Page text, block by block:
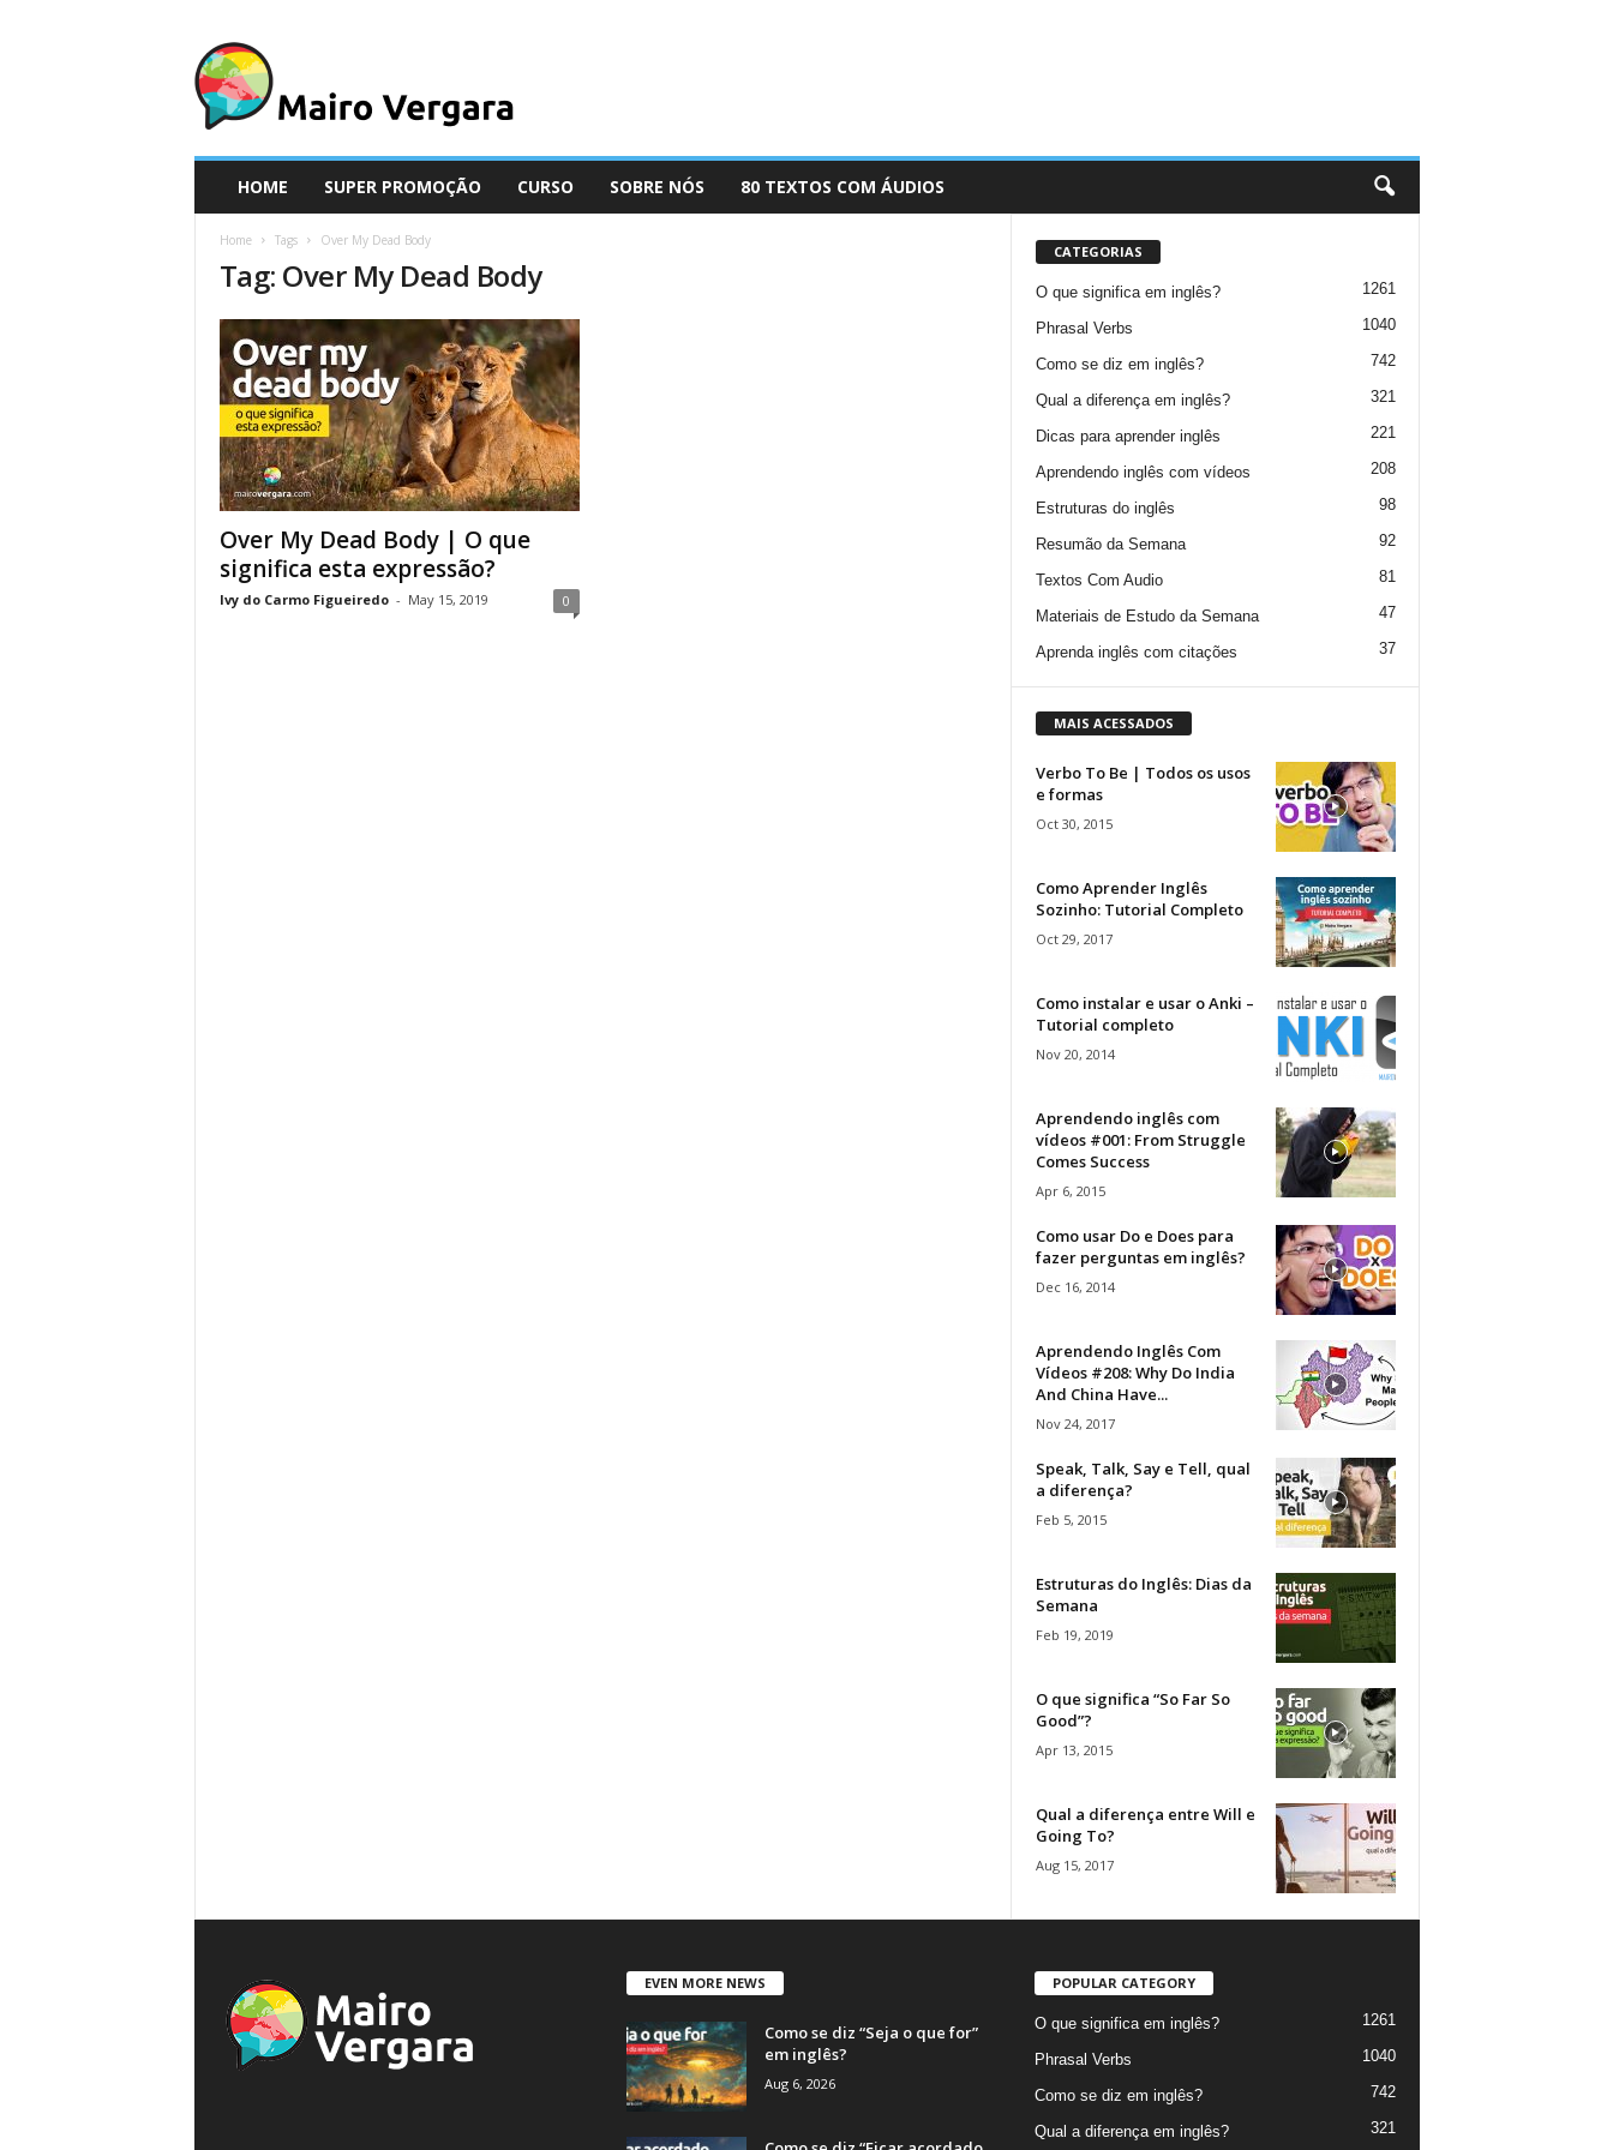
i
r
HOME SUPER PROMOÇÃO CURSO SOBRE NÓS 80 TEXTOS COM ÁUDIOS
Home Tags Over My Dead Body
Tag: Over My Dead Body
Over My Dead Body | O que
significa esta expressão?
Ivy do Carmo Figueiredo - May 15, 2019 0
CATEGORIAS
O que significa em inglês? 1261
Phrasal Verbs 1040
Como se diz em inglês? 742
Qual a diferença em inglês? 321
Dicas para aprender inglês 221
Aprendendo inglês com vídeos 208
Estruturas do inglês 98
Resumão da Semana 92
Textos Com Audio 81
Materiais de Estudo da Semana 47
Aprenda inglês com citações 37
MAIS ACESSADOS
Verbo To Be | Todos os usos
e formas
Oct 30, 2015
Como Aprender Inglês
Sozinho: Tutorial Completo
Oct 29, 2017
Como instalar e usar o Anki –
Tutorial completo
Nov 20, 2014
Aprendendo inglês com
vídeos #001: From Struggle
Comes Success
Apr 6, 2015
Como usar Do e Does para
fazer perguntas em inglês?
Dec 16, 2014
Aprendendo Inglês Com
Vídeos #208: Why Do India
And China Have...
Nov 24, 2017
Speak, Talk, Say e Tell, qual
a diferença?
Feb 5, 2015
Estruturas do Inglês: Dias da
Semana
Feb 19, 2019
O que significa “So Far So
Good”?
Apr 13, 2015
Qual a diferença entre Will e
Going To?
Aug 15, 2017
EVEN MORE NEWS
Como se diz “Seja o que for”
em inglês?
Aug 6, 2026
POPULAR CATEGORY
O que significa em inglês? 1261
Phrasal Verbs 1040
Como se diz em inglês? 742
Qual a diferença em inglês? 321